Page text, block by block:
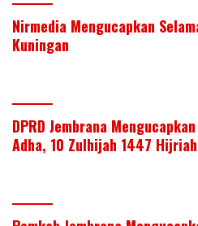
Nirmedia Mengucapkan
Kuningan
DPRD Jembrana
Adha, 10 Zulhijah 1447